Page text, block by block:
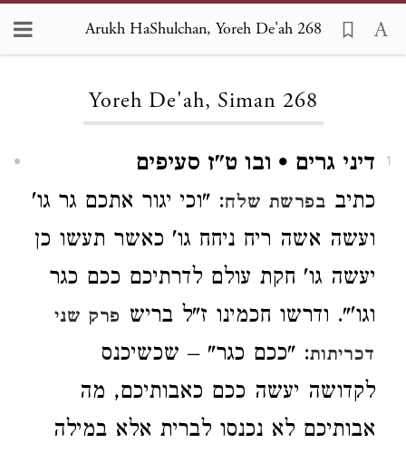
Arukh HaShulchan, Yoreh De'ah 268
Yoreh De'ah, Siman 268
1
דיני גרים • ובו ט"ז סעיפים
כתיב בפרשת שלח: "וכי יגור אתכם גר גו'
ועשה אשה ריח ניחח גו' כאשר תעשו כן
יעשה גו' חקת עולם לדרתיכם ככם כגר
וגו'". ודרשו חכמינו ז"ל בריש פרק שני
דכריתות: "ככם כגר" – שכשיכנס
לקדושה יעשה ככם כאבותיכם, מה
אבותיכם לא נכנסו לברית אלא במילה